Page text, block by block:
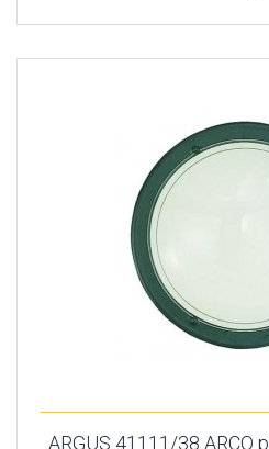
ARGUS 41111/38 ARCO